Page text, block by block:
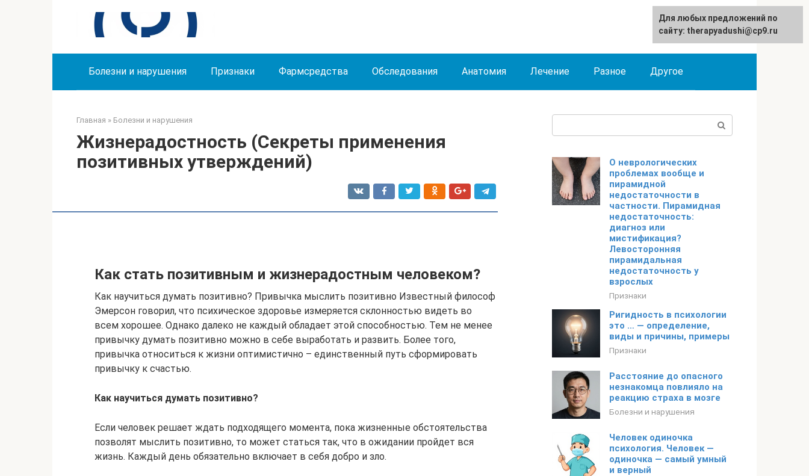
Болезни и нарушения Признаки Фармсредства Обследования Анатомия Лечение Разное Другое
Главная » Болезни и нарушения
Жизнерадостность (Секреты применения
позитивных утверждений)
Как стать позитивным и жизнерадостным человеком?
Как научиться думать позитивно? Привычка мыслить позитивно Известный философ
Эмерсон говорил, что психическое здоровье измеряется склонностью видеть во
всем хорошее. Однако далеко не каждый обладает этой способностью. Тем не менее
привычку думать позитивно можно в себе выработать и развить. Более того,
привычка относиться к жизни оптимистично – единственный путь сформировать
привычку к счастью.
Как научиться думать позитивно?
Если человек решает ждать подходящего момента, пока жизненные обстоятельства
позволят мыслить позитивно, то может статься так, что в ожидании пройдет вся
жизнь. Каждый день обязательно включает в себя добро и зло.
О неврологических
проблемах вообще и
пирамидной
недостаточности в
частности. Пирамидная
недостаточность:
диагноз или
мистификация?
Левосторонняя
пирамидальная
недостаточность у
взрослых
Признаки
Ригидность в психологии
это … — определение,
виды и причины, примеры
Признаки
Расстояние до опасного
незнакомца повлияло на
реакцию страха в мозге
Болезни и нарушения
Человек одиночка
психология. Человек —
одиночка — самый умный
и верный
Для любых предложений по
сайту: therapyadushi@cp9.ru